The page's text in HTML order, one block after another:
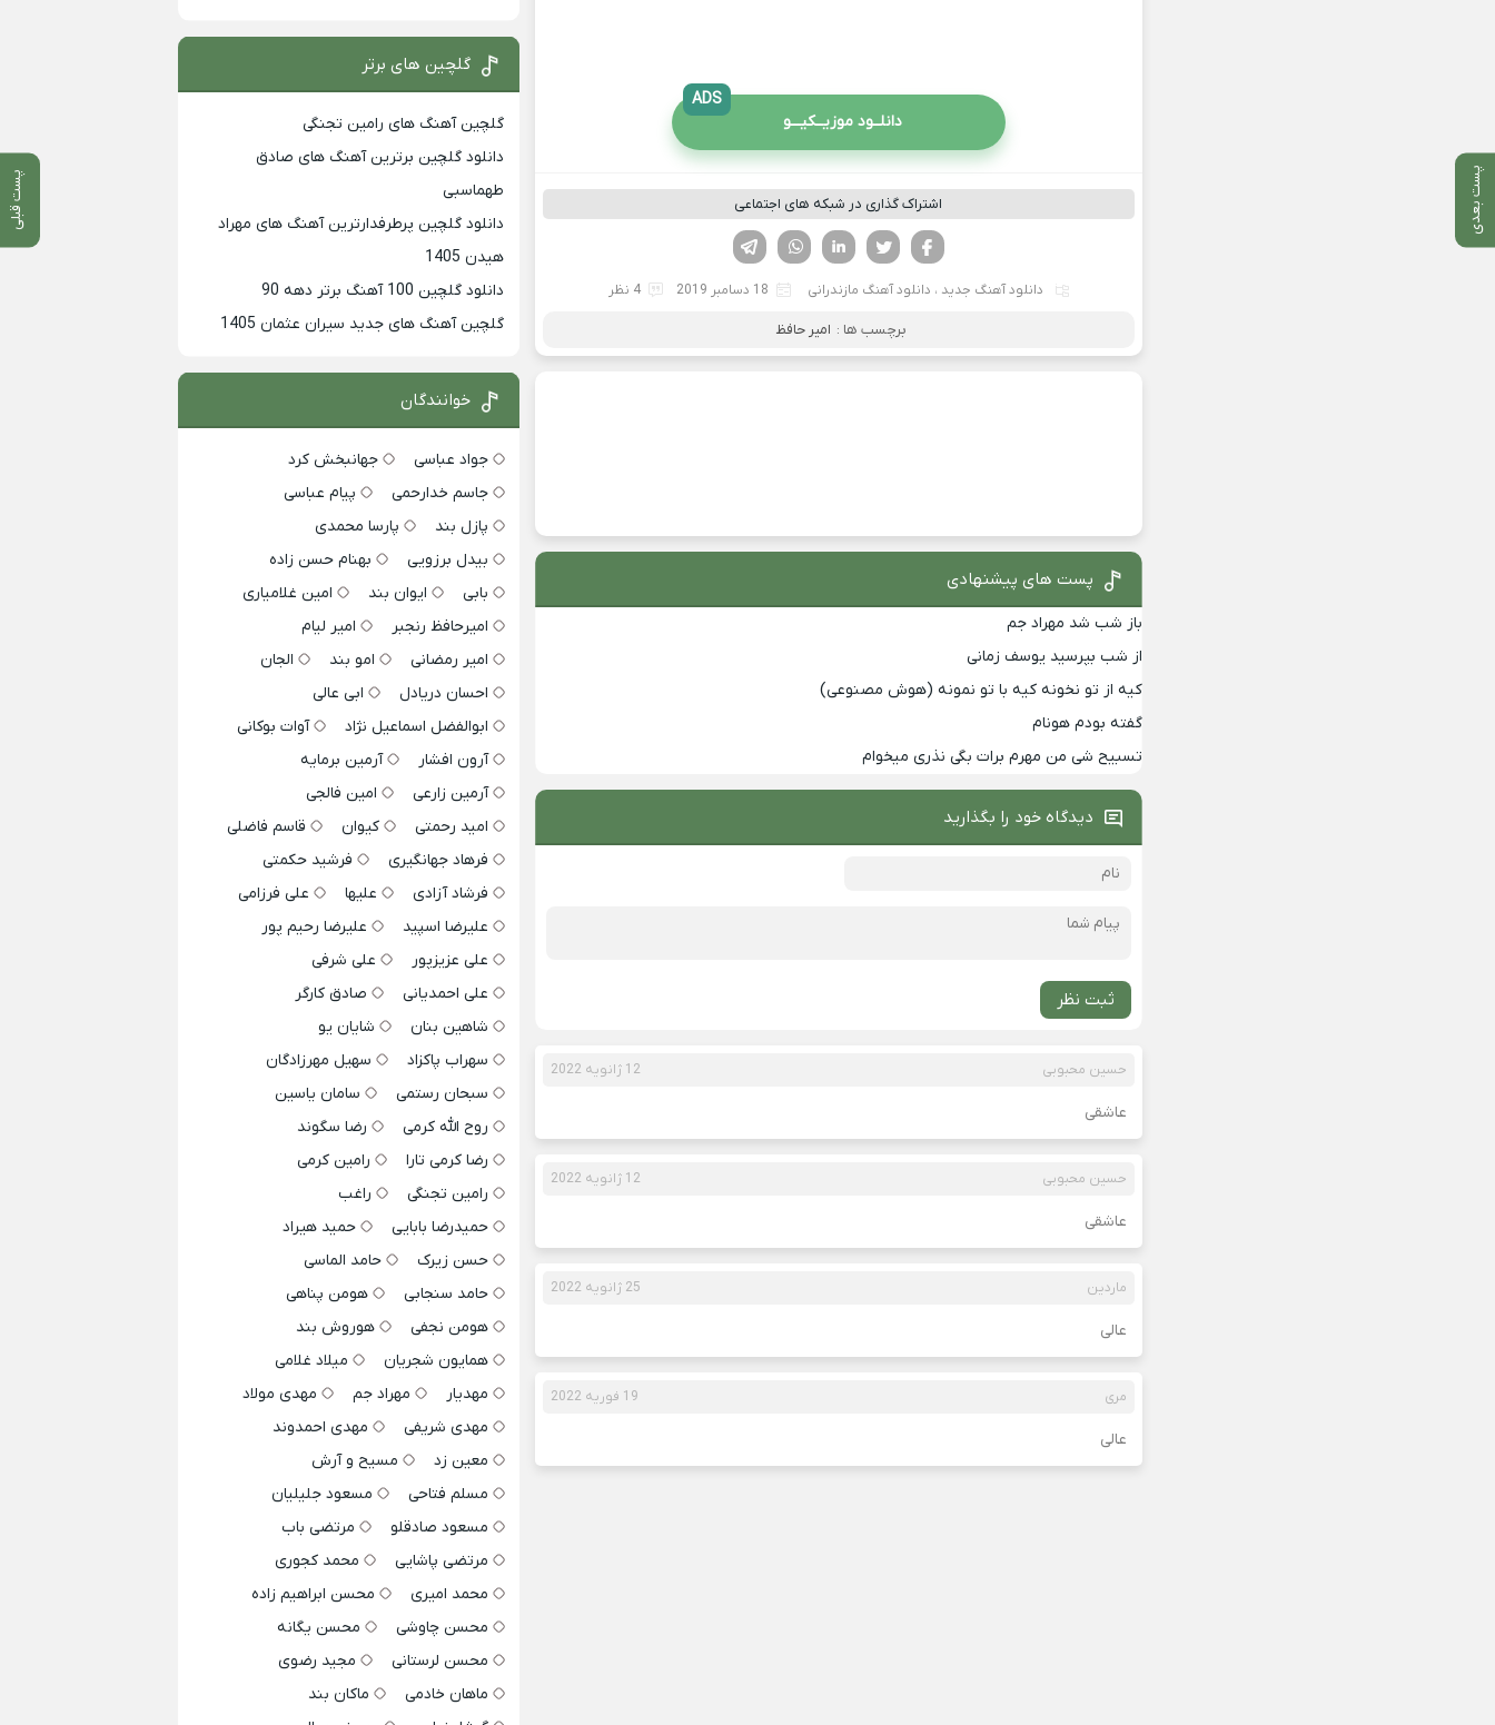
پست بعدی پست قبلی
دانلــود موزیــکیـــو
ADS
اشتراک گذاری در شبکه های اجتماعی
لینکدین تویتر
فیسوک
دانلود آهنگ جدید ، دانلود آهنگ مازندرانی 18 دسامبر 2019 4 نظر
برچسب ها : امیر حافظ
پست های پیشنهادی
باز شب شد مهراد جم
از شب بپرسید یوسف زمانی
کیه از تو نخونه کیه با تو نمونه (هوش مصنوعی)
گفته بودم هونام
تسبیح شی من مهرم برات بگی نذری میخوام
دیدگاه خود را بگذارید
ثبت نظر
حسین محبوبی 12 ژانویه 2022
عاشقی
حسین محبوبی 12 ژانویه 2022
عاشقی
ماردین 25 ژانویه 2022
عالی
مری 19 فوریه 2022
عالی
گلچین های برتر
گلچین آهنگ های رامین تجنگی
دانلود گلچین برترین آهنگ های صادق
طهماسبی
دانلود گلچین پرطرفدارترین آهنگ های مهراد
هیدن 1405
دانلود گلچین 100 آهنگ برتر دهه 90
گلچین آهنگ های جدید سیران عثمان 1405
خوانندگان
جواد عباسی
جهانبخش کرد
جاسم خدارحمی
پیام عباسی
پازل بند
پارسا محمدی
بیدل برزویی
بهنام حسن زاده
بابی
ایوان بند
امین غلامیاری
امیرحافظ رنجبر
امیر لیام
امیر رمضانی
امو بند
الجان
احسان دریادل
ابی عالی
ابوالفضل اسماعیل نژاد
آوات بوکانی
آرون افشار
آرمین برمایه
آرمین زارعی
امین فالجی
امید رحمتی
کیوان
قاسم فاضلی
فرهاد جهانگیری
فرشید حکمتی
فرشاد آزادی
علیها
علی فرزامی
علیرضا اسپید
علیرضا رحیم پور
علی عزیزپور
علی شرفی
علی احمدیانی
صادق کارگر
شاهین بنان
شایان یو
سهراب پاکزاد
سهیل مهرزادگان
سبحان رستمی
سامان یاسین
روح الله کرمی
رضا سگوند
رضا کرمی تارا
رامین کرمی
رامین تجنگی
راغب
حمیدرضا بابایی
حمید هیراد
حسن زیرک
حامد الماسی
حامد سنجابی
هومن پناهی
هومن نجفی
هوروش بند
همایون شجریان
میلاد غلامی
مهدیار
مهراد جم
مهدی مولاد
مهدی شریفی
مهدی احمدوند
معین زد
مسیح و آرش
مسلم فتاحی
مسعود جلیلیان
مسعود صادقلو
مرتضی باب
مرتضی پاشایی
محمد کجوری
محمد امیری
محسن ابراهیم زاده
محسن چاوشی
محسن یگانه
محسن لرستانی
مجید رضوی
ماهان خادمی
ماکان بند